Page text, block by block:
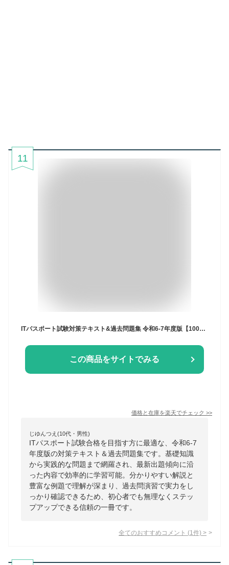
11
ITパスポート試験対策テキスト&過去問題集 令和6-7年度版【1000円以上送料無料】
この商品をサイトでみる
価格と在庫を楽天でチェック >>
じゆんつえ(10代・男性)
ITパスポート試験合格を目指す方に最適な、令和6-7
年度版の対策テキスト＆過去問題集です。基礎知識
から実践的な問題まで網羅され、最新出題傾向に沿
った内容で効率的に学習可能。分かりやすい解説と
豊富な例題で理解が深まり、過去問演習で実力をし
っかり確認できるため、初心者でも無理なくステッ
プアップできる信頼の一冊です。
全てのおすすめコメント (1 件) >